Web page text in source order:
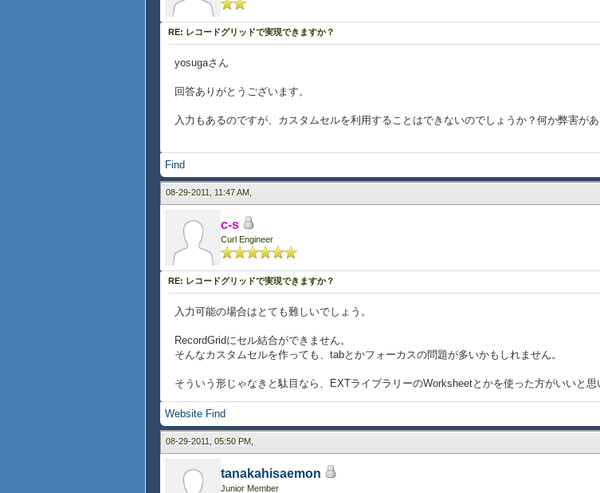
RE: レコードグリッドで実現できますか？
yosugaさん
回答ありがとうございます。
入力もあるのですが、カスタムセルを利用することはできないのでしょうか？何か弊害があ
Find
08-29-2011, 11:47 AM,
c-s
Curl Engineer
RE: レコードグリッドで実現できますか？
入力可能の場合はとても難しいでしょう。
RecordGridにセル結合ができません。
そんなカスタムセルを作っても、tabとかフォーカスの問題が多いかもしれません。
そういう形じゃなきと駄目なら、EXTライブラリーのWorksheetとかを使った方がいいと思
Website Find
08-29-2011, 05:50 PM,
tanakahisaemon
Junior Member